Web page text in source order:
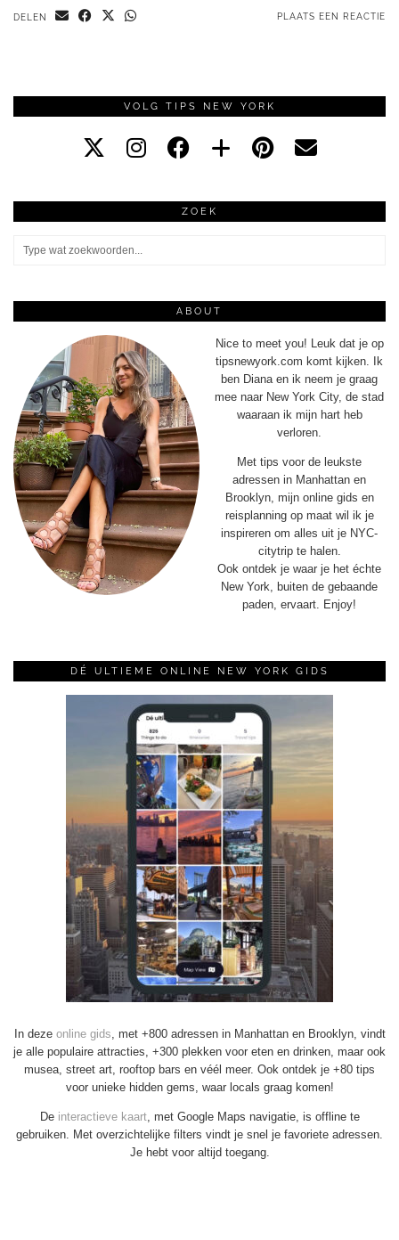
DELEN PLAATS EEN REACTIE
VOLG TIPS NEW YORK
ZOEK
ABOUT
Nice to meet you! Leuk dat je op
tipsnewyork.com komt kijken. Ik
ben Diana en ik neem je graag
mee naar New York City, de stad
waaraan ik mijn hart heb
verloren.
Met tips voor de leukste
adressen in Manhattan en
Brooklyn, mijn online gids en
reisplanning op maat wil ik je
inspireren om alles uit je NYC-
citytrip te halen.
Ook ontdek je waar je het échte
New York, buiten de gebaande
paden, ervaart. Enjoy!
DÉ ULTIEME ONLINE NEW YORK GIDS
In deze online gids, met +800 adressen in Manhattan en Brooklyn, vindt
je alle populaire attracties, +300 plekken voor eten en drinken, maar ook
musea, street art, rooftop bars en véél meer. Ook ontdek je +80 tips
voor unieke hidden gems, waar locals graag komen!
De interactieve kaart, met Google Maps navigatie, is offline te
gebruiken. Met overzichtelijke filters vindt je snel je favoriete adressen.
Je hebt voor altijd toegang.